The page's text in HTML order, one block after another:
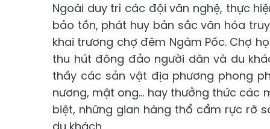
Ngoài duy trì các đội văn nghệ, thực
bảo tồn, phát huy bản sắc văn hóa
khai trương chợ đêm Ngàm Pốc. Chợ
thu hút đông đảo người dân và du
thấy các sản vật địa phương phong
nương, mật ong... hay thưởng thức
biệt, những gian hàng thổ cẩm rực rỡ